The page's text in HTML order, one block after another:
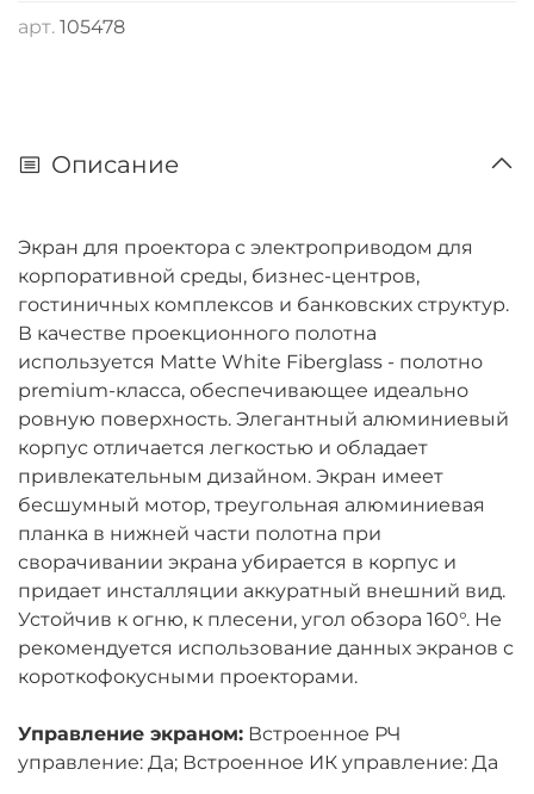
арт. 105478
Описание
Экран для проектора с электроприводом для
корпоративной среды, бизнес-центров,
гостиничных комплексов и банковских структур.
В качестве проекционного полотна
используется Matte White Fiberglass - полотно
premium-класса, обеспечивающее идеально
ровную поверхность. Элегантный алюминиевый
корпус отличается легкостью и обладает
привлекательным дизайном. Экран имеет
бесшумный мотор, треугольная алюминиевая
планка в нижней части полотна при
сворачивании экрана убирается в корпус и
придает инсталляции аккуратный внешний вид.
Устойчив к огню, к плесени, угол обзора 160°. Не
рекомендуется использование данных экранов с
короткофокусными проекторами.
Управление экраном: Встроенное РЧ
управление: Да; Встроенное ИК управление: Да